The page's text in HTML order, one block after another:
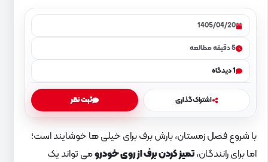
1405/04/20
5 دقیقه مطالعه
1 دیدگاه
اشتراک‌گذاری ثبت نظر
با شروع فصل زمستان، بارش برف برای خیلی ها خوشایند است؛
اما برای رانندگان،تمیز کردن برف از روی خودرومی تواند یک